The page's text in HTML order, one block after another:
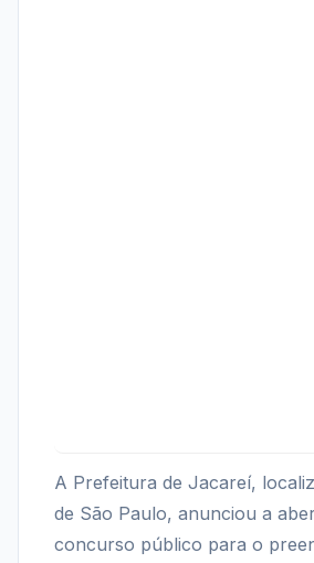
A Prefeitura de Jacareí,
de São Paulo, anunciou a
concurso público para o